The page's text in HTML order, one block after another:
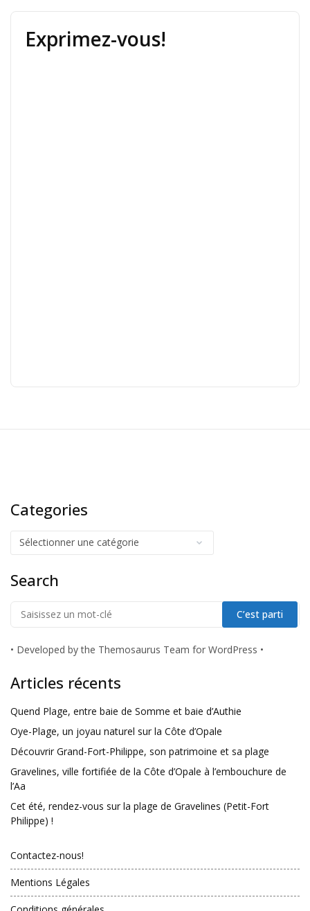
Exprimez-vous!
Categories
Search
• Developed by the Themosaurus Team for WordPress •
Articles récents
Quend Plage, entre baie de Somme et baie d’Authie
Oye-Plage, un joyau naturel sur la Côte d’Opale
Découvrir Grand-Fort-Philippe, son patrimoine et sa plage
Gravelines, ville fortifiée de la Côte d’Opale à l’embouchure de
l’Aa
Cet été, rendez-vous sur la plage de Gravelines (Petit-Fort
Philippe) !
Contactez-nous!
Mentions Légales